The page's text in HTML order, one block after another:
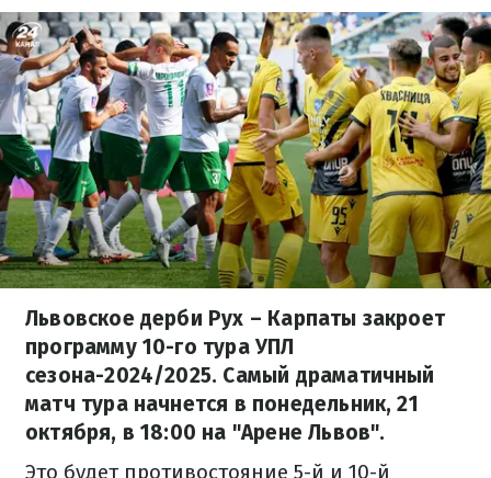
Львовское дерби Рух – Карпаты закроет
программу 10-го тура УПЛ
сезона-2024/2025. Самый драматичный
матч тура начнется в понедельник, 21
октября, в 18:00 на "Арене Львов".
Это будет противостояние 5-й и 10-й